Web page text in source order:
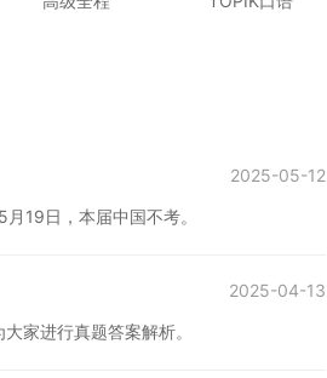
19日，本届中国不考。
2025-05-12
家进行真题答案解析。
2025-04-13